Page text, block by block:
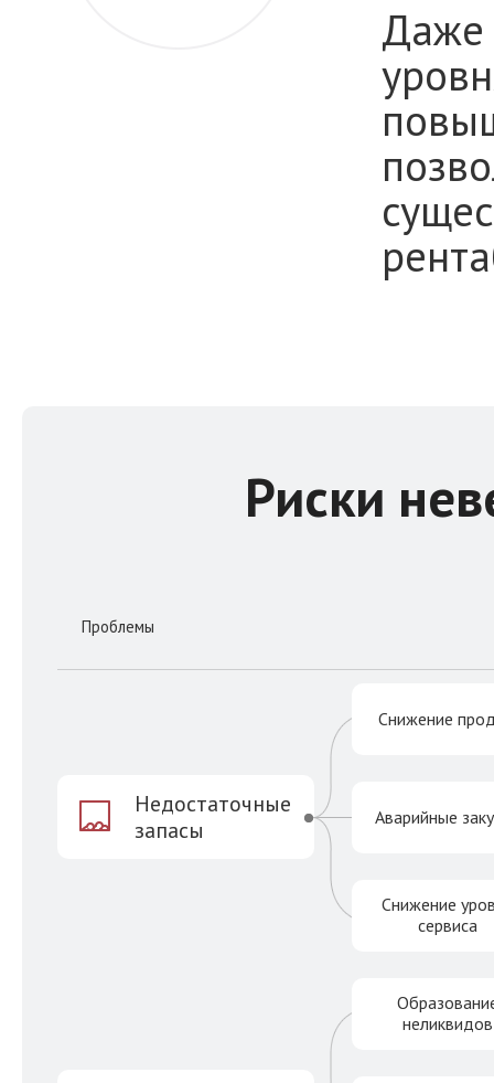
Даже
Риски
Проблемы
Недостаточные
запасы
Снижение
Аварийные
Снижение
сервиса
неликвидов